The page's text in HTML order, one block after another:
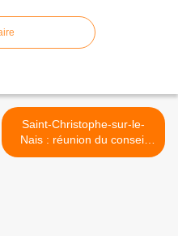
Saint-Christophe-sur-le-
Nais : réunion du conseil
municipal >